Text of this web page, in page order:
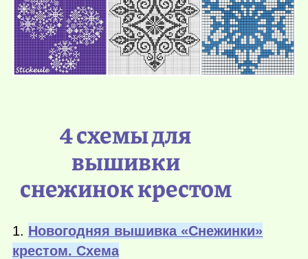
4 схемы для
вышивки
снежинок крестом
1. Новогодняя вышивка «Снежинки»
крестом. Схема